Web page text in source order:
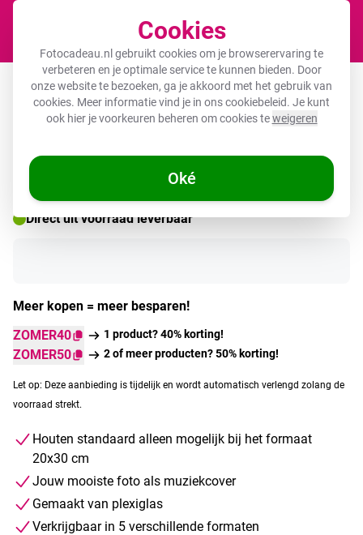
Cookies
Fotocadeau.nl gebruikt cookies om je browserervaring te
verbeteren en je optimale service te kunnen bieden. Door
onze website te bezoeken, ga je akkoord met het gebruik van
cookies. Meer informatie vind je in onscookiebeleid. Je kunt
ook hier je voorkeuren beheren om cookies teweigeren
Oké
Muziek bordje
🌞 ZOMERDEALS
Direct uit voorraad leverbaar
Meer kopen = meer besparen!
ZOMER40
1 product? 40% korting!
ZOMER50 2 of meer producten? 50% korting!
Let op: Deze aanbieding is tijdelijk en wordt automatisch verlengd zolang de
voorraad strekt.
Houten standaard alleen mogelijk bij het formaat
20x30 cm
Jouw mooiste foto als muziekcover
Gemaakt van plexiglas
Verkrijgbaar in 5 verschillende formaten